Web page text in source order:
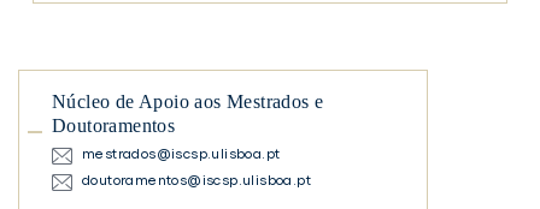
Núcleo de Apoio aos Mestrados e
Doutoramentos
mestrados@iscsp.ulisboa.pt
doutoramentos@iscsp.ulisboa.pt